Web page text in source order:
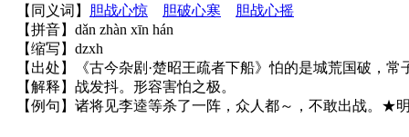
【同义词】 胆战心惊 胆破心寒
胆战心摇
【拼音】dǎn zhàn xīn hán
【缩写】dzxh
【出处】《古今杂剧·楚昭王疏者下船》怕的是城荒国破，常
【解释】战发抖。形容害怕之极。
【例句】诸将见李逵等杀了一阵，众人都～，不敢出战。★